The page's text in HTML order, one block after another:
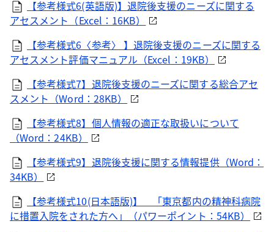
【参考様式6(英語版)】退院後支援のニーズに関する
アセスメント（Excel：16KB）
【参考様式6〈参考〉 】退院後支援のニーズに関する
アセスメント評価マニュアル（Excel：19KB）
【参考様式7】退院後支援のニーズに関する総合アセ
スメント（Word：28KB）
【参考様式8】個人情報の適正な取扱いについて
（Word：24KB）
【参考様式9】退院後支援に関する情報提供（Word：
34KB）
【参考様式10(日本語版)】 「東京都内の精神科病院
に措置入院をされた方へ」（パワーポイント：54KB）